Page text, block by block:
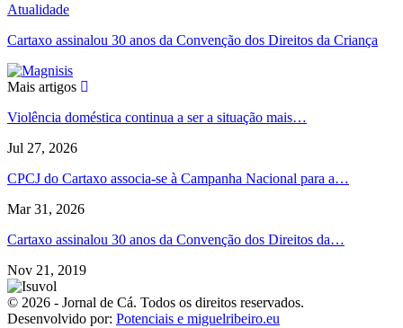
Atualidade
Cartaxo assinalou 30 anos da Convenção dos Direitos da Criança
Mais artigos
Violência doméstica continua a ser a situação mais…
Jul 27, 2026
CPCJ do Cartaxo associa-se à Campanha Nacional para a…
Mar 31, 2026
Cartaxo assinalou 30 anos da Convenção dos Direitos da…
Nov 21, 2019
© 2026 - Jornal de Cá. Todos os direitos reservados.
Desenvolvido por: Potenciais e miguelribeiro.eu